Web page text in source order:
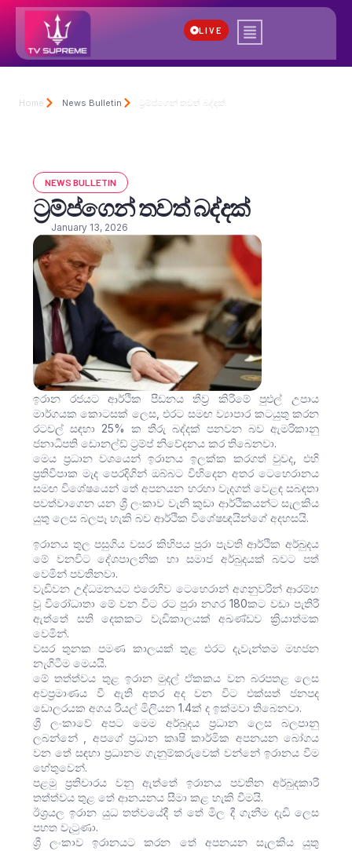
LIVE
Home News Bulletin ට්‍රම්ප්ගෙන් තවත් බද්දක්
NEWS BULLETIN
ට්‍රම්ප්ගෙන් තවත් බද්දක්
January 13, 2026
ඉරාන රජයට ආර්ථික පීඩනය තීව්‍ර කිරීමේ පුළුල් උපාය
මාර්ගයක කොටසක් ලෙස, එරට සමඟ ව්‍යාපාර කටයුතු කරන
රටවල් සඳහා 25% ක තීරු බද්දක් පනවන බව ඇමරිකානු
ජනාධිපති ඩොනල්ඩ් ට්‍රම්ප් නිවේදනය කර තිබෙනවා.
මෙය ප්‍රධාන වශයෙන් ඉරානය ඉලක්ක කරගත් වුවද, එහි
ප්‍රතිවිපාක මැද පෙරදිගින් ඔබ්බට විහිදෙන අතර ටෙහෙරානය
සමඟ විශේෂයෙන් තේ අපනයන හරහා වැදගත් වෙළඳ සබඳතා
පවත්වාගෙන යන ශ්‍රී ලංකාව වැනි කුඩා ආර්ථිකයන්ට සැලකිය
යුතු ලෙස බලපෑ හැකි බව ආර්ථික විශේෂඥයින්ගේ අදහසයි.
ඉරානය තුල පසුගිය වසර කිහිපය පුරා පැවති ආර්ථික අර්බුදය
මේ වනවිට දේශපාලනික හා සමාජ අර්බුදයක් බවට පත්
වෙමින් පවතිනවා.
වැඩිවන උද්ධමනයට එරෙහිව ටෙහෙරාන් අගනුවරින් ආරම්භ
වූ විරෝධාතා මේ වන විට රට පුරා නගර 180කට වඩා පැතිරී
ඇත්තේ සති දෙකකට වැඩිකාලයක් අඛණ්ඩව ක්‍රියාත්මක
වෙමින්.
වසර තුනක පමණ කාලයක් තුළ එරට දැවැන්තම මහජන
නැගිටීම මෙයයි.
මේ තත්ත්වය තුළ ඉරාන මුදල් ඒකකය වන බරපතළ ලෙස
අවප්‍රමාණය වී ඇති අතර අද වන විට එක්සත් ජනපද
ඩොලරයක අගය රියල් මිලියන 1.4ක් ද ඉක්මවා ති‌බෙනවා.
ශ්‍රී ලංකාවේ අපට මෙම අර්බුදය ප්‍රධාන ලෙස බලපානු
ලබන්නේ , අපගේ ප්‍රධාන කෘෂි කාර්මික අපනයන බෝගය
වන තේ සඳහා ප්‍රධානම ගැනුම්කරුවෙක් වන්නේ ඉරානය වීම
හේතුවෙන්.‍
පළමු ප්‍රතිචාරය වනු ඇත්තේ ඉරානය පවතින අර්බුදකාරී
තත්ත්වය තුළ තේ ආනයනය සීමා කළ හැකි වීමයි.
ඊශ්‍රයල ඉරාන යුධ තත්වයේදී ත් තේ මිල දී ගැනීම දැඩි ලෙස
පහත වැටුණා.
ශ්‍රී ලංකාව ඉරානයට කරන තේ අපනයන සැලකිය යුතු